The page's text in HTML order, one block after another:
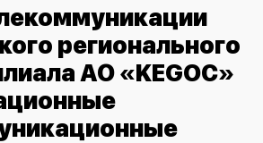
регионального
АО «KEGOC»